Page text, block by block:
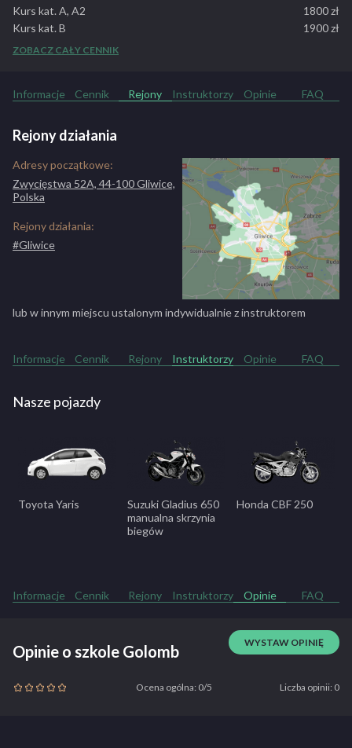
Kurs kat. A, A2
1800 zł
Kurs kat. B
1900 zł
Kurs kat. A, A2 + B
Jazdy dodatkowe kat. B
60 zł
ZOBACZ CAŁY CENNIK
Informacje Cennik Rejony Instruktorzy Opinie FAQ
Rejony działania
Adresy początkowe:
Zwycięstwa 52A, 44-100 Gliwice,
Polska
Rejony działania:
#Gliwice
lub w innym miejscu ustalonym indywidualnie z instruktorem
Informacje Cennik Rejony Instruktorzy Opinie FAQ
Nasze pojazdy
Toyota Yaris
Suzuki Gladius 650
manualna skrzynia
biegów
Honda CBF 250
Informacje Cennik Rejony Instruktorzy Opinie FAQ
Opinie o szkole Golomb
WYSTAW OPINIĘ
Ocena ogólna: 0/5 Liczba opinii: 0